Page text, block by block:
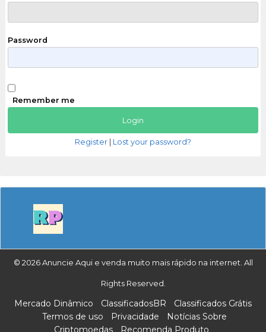
Password
Remember me
Register Lost your password?
© 2026 Anuncie Aqui e venda muito mais rápido na internet. All
Rights Reserved.
Mercado Dinâmico ClassificadosBR
Classificados Grátis
Termos de uso
Privacidade
Notícias Sobre
Criptomoedas
Recomenda Produto